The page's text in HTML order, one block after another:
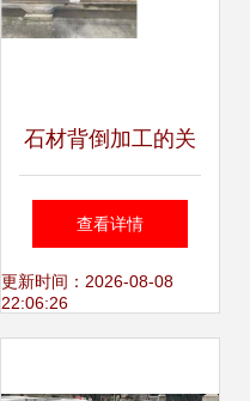
石材背倒加工的关
键步骤
查看详情
更新时间：2026-08-08
22:06:26